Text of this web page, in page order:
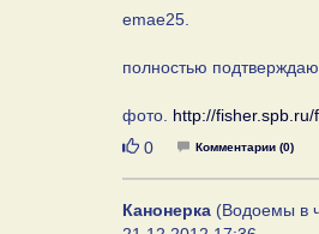
emae25.
полностью
фото. http://
Нравится
0 Комментарии (0)
Канонерка (Водоемы в